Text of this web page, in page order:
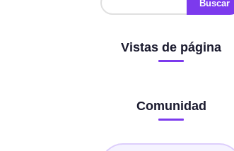
Vistas de página
Comunidad